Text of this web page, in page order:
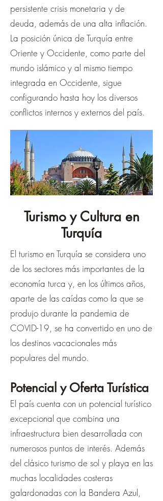
persistente crisis monetaria y de
deuda, además de una alta inflación.
La posición única de Turquía entre
Oriente y Occidente, como parte del
mundo islámico y al mismo tiempo
integrada en Occidente, sigue
configurando hasta hoy los diversos
conflictos internos y externos del país.
Turismo y Cultura en
Turquía
El turismo en Turquía se considera uno
de los sectores más importantes de la
economía turca y, en los últimos años,
aparte de las caídas como la que se
produjo durante la pandemia de
COVID-19, se ha convertido en uno de
los destinos vacacionales más
populares del mundo.
Potencial y Oferta Turística
El país cuenta con un potencial turístico
excepcional que combina una
infraestructura bien desarrollada con
numerosos puntos de interés. Además
del clásico turismo de sol y playa en las
muchas localidades costeras
galardonadas con la Bandera Azul,